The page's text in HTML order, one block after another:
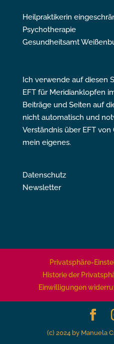
Heilpraktikerin
Psychotherapie
Gesundheitsamt
Ich verwende auf diesen
EFT für Meridianklopfen
Beiträge und Seiten auf
nicht automatisch und
Verständnis über EFT von
mein eigenes.
Datenschutz
Newsletter
Privatsphäre-
Historie der
Einwilligungen
(c) 2024 by Manuela